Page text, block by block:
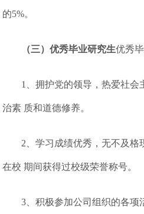
的5%。
（三）优秀毕业研究生优秀
1、拥护党的领导，热爱社会
治素 质和道德修养。
2、学习成绩优秀，无不及格
在校 期间获得过校级荣誉称号。
3、积极参加公司组织的各项